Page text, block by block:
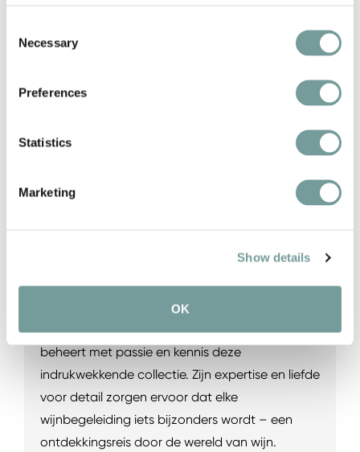
Selection
Necessary
Preferences
Statistics
Marketing
Show details
OK
De wijnkelder van Hotel Kronenschlösschen is
legendarisch: met meer dan 70.000 flessen en
ruim 3.000 posities behoort deze collectie tot
bekroonde het Kronenschlösschen met de titel
erkenning van de buitengewone
legendarische wijnhuizen sieren de muren als
herinneringen aan bijzondere momenten.
Head-Sommelier Florian Richter, Beste Duitse
Sommelier 2023 en officieel Sherry Ambassador,
beheert met passie en kennis deze
indrukwekkende collectie. Zijn expertise en liefde
voor detail zorgen ervoor dat elke
wijnbegeleiding iets bijzonders wordt – een
ontdekkingsreis door de wereld van wijn.